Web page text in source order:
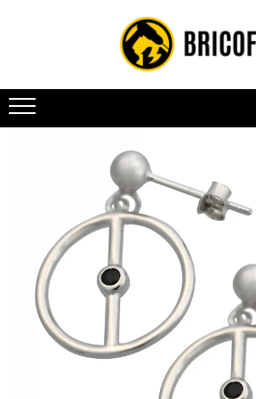
Toate Produsele
Vehicule electrice
Atv
Masini electrice
Motocross
Piese de schimb vehicule electrice
Scutere electrice
Scutere pe benzina
Tricicluri cargo fara permis